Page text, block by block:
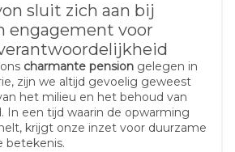
sluit zich aan bij
engagement voor
charmante pension gelegen in
zijn we altijd gevoelig geweest
het milieu en het behoud van
In een tijd waarin de opwarming
krijgt onze inzet voor duurzame
betekenis.